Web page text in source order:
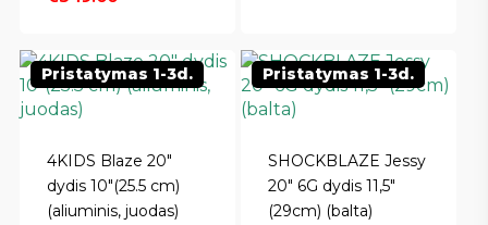
4KIDS Blaze 20″
dydis 10″(25.5 cm)
(aliuminis, juodas)
Pristatymas 1-3d.
SHOCKBLAZE Jessy
20″ 6G dydis 11,5″
(29cm) (balta)
Pristatymas 1-3d.